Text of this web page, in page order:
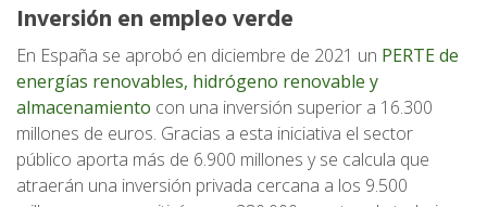
Inversión en empleo verde
En España se aprobó en diciembre de 2021 un PERTE de
energías renovables, hidrógeno renovable y
almacenamiento con una inversión superior a 16.300
millones de euros. Gracias a esta iniciativa el sector
público aporta más de 6.900 millones y se calcula que
atraerán una inversión privada cercana a los 9.500